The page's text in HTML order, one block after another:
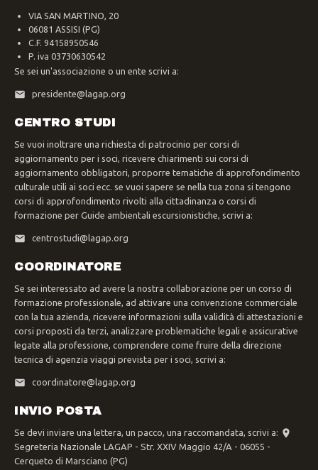
VIA SAN MARTINO, 20
06081 ASSISI (PG)
C.F. 94158950546
P. iva 03730630542
Se sei un'associazione o un ente scrivi a:
presidente@lagap.org
CENTRO STUDI
Se vuoi inoltrare una richiesta di patrocinio per corsi di
aggiornamento per i soci, ricevere chiarimenti sui corsi di
aggiornamento obbligatori, proporre tematiche di approfondimento
culturale utili ai soci ecc. se vuoi sapere se nella tua zona si tengono
corsi di approfondimento rivolti alla cittadinanza o corsi di
formazione per Guide ambientali escursionistiche, scrivi a:
centrostudi@lagap.org
COORDINATORE
Se sei interessato ad avere la nostra collaborazione per un corso di
formazione professionale, ad attivare una convenzione commerciale
con la tua azienda, ricevere informazioni sulla validità di attestazioni e
corsi proposti da terzi, analizzare problematiche legali e assicurative
legate alla professione, comprendere come fruire della direzione
tecnica di agenzia viaggi prevista per i soci, scrivi a:
coordinatore@lagap.org
INVIO POSTA
Se devi inviare una lettera, un pacco, una raccomandata, scrivi a:
Segreteria Nazionale LAGAP - Str. XXIV Maggio 42/A - 06055 -
Cerqueto di Marsciano (PG)